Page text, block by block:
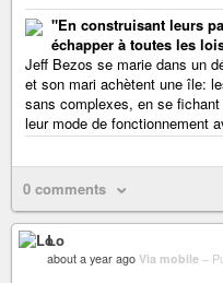
"En construisant leurs
échapper à toutes les
Jeff Bezos se marie dans un
et son mari achètent une île:
sans complexes, en se
leur mode de fonctionnement
0 comments
Lo
about a year ago Via mobile –